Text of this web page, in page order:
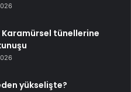
Karamürsel tünellerine
yükselişte?